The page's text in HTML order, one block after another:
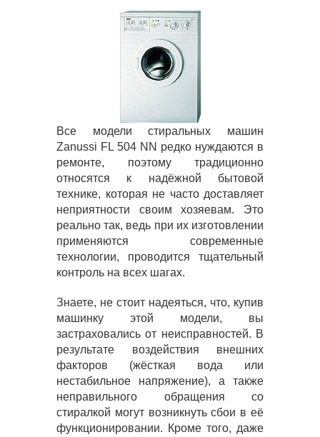
Все модели стиральных машин
Zanussi FL 504 NN редко нуждаются в
ремонте, поэтому традиционно
относятся к надёжной бытовой
технике, которая не часто доставляет
неприятности своим хозяевам. Это
реально так, ведь при их изготовлении
применяются современные
технологии, проводится тщательный
контроль на всех шагах.
Знаете, не стоит надеяться, что, купив
машинку этой модели, вы
застраховались от неисправностей. В
результате воздействия внешних
факторов (жёсткая вода или
нестабильное напряжение), а также
неправильного обращения со
стиралкой могут возникнуть сбои в её
функционировании. Кроме того, даже